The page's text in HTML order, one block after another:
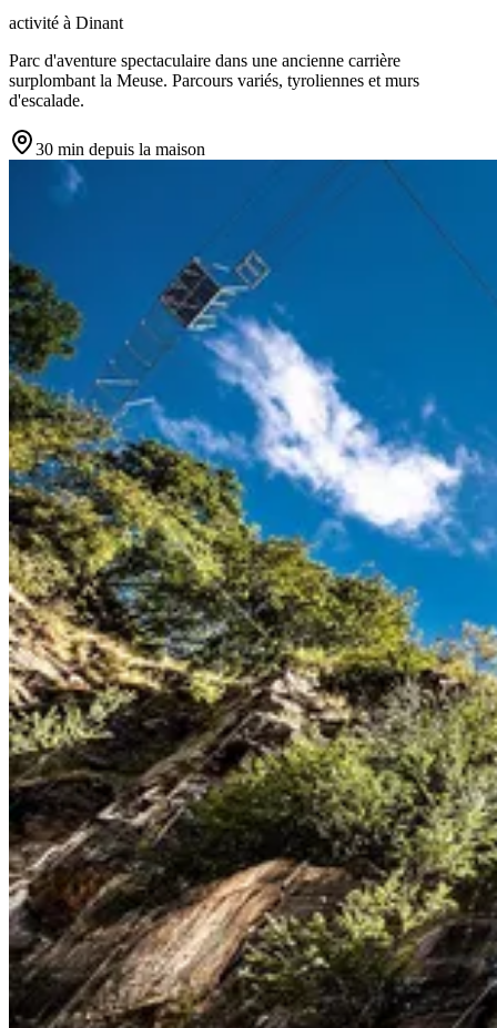
activité à Dinant
Parc d'aventure spectaculaire dans une ancienne carrière
surplombant la Meuse. Parcours variés, tyroliennes et murs
d'escalade.
30 min depuis la maison